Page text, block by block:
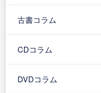
古書コラム
CDコラム
DVDコラム